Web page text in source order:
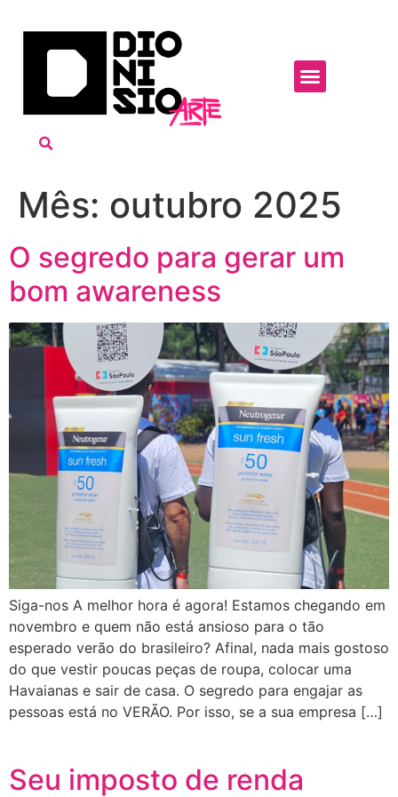
Mês: outubro 2025
O segredo para gerar um
bom awareness
Siga-nos A melhor hora é agora! Estamos chegando em
novembro e quem não está ansioso para o tão
esperado verão do brasileiro? Afinal, nada mais gostoso
do que vestir poucas peças de roupa, colocar uma
Havaianas e sair de casa. O segredo para engajar as
pessoas está no VERÃO. Por isso, se a sua empresa […]
Seu imposto de renda